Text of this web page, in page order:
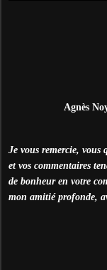
Agnès
Je vous remercie, vous
et vos commentaires
de bonheur en votre
mon amitié profonde,